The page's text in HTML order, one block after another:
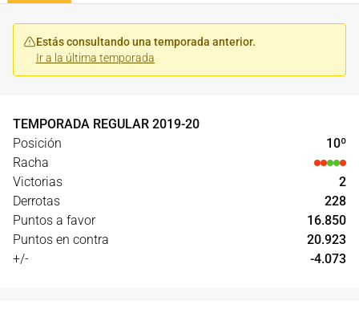
Estás consultando una temporada anterior.
Ir a la última temporada
TEMPORADA REGULAR 2019-20
Posición
10º
Racha
Victorias
2
Derrotas
228
Puntos a favor
16.850
Puntos en contra
20.923
+/-
-4.073